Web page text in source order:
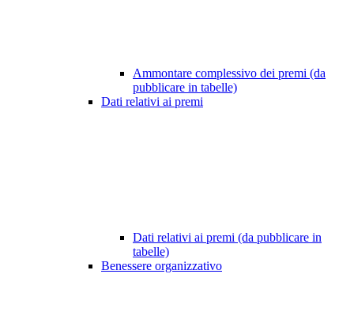
Ammontare complessivo dei premi (da
pubblicare in tabelle)
Dati relativi ai premi
Dati relativi ai premi (da pubblicare in
tabelle)
Benessere organizzativo